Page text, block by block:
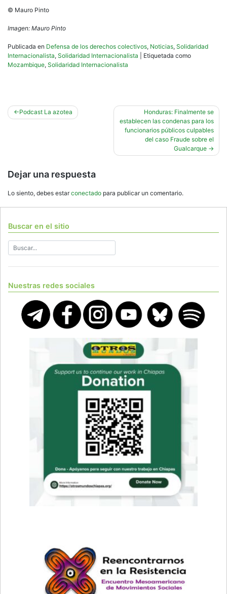
© Mauro Pinto
Imagen: Mauro Pinto
Publicada en Defensa de los derechos colectivos, Noticias, Solidaridad
Internacionalista, Solidaridad Internacionalista
Etiquetada como
Mozambique, Solidaridad Internacionalista
Navegación
Podcast La azotea
Honduras: Finalmente se
establecen las condenas para los
funcionarios públicos culpables
del caso Fraude sobre el
Gualcarque
Dejar una respuesta
Lo siento, debes estarconectado para publicar un comentario.
Buscar en el sitio
Nuestras redes sociales